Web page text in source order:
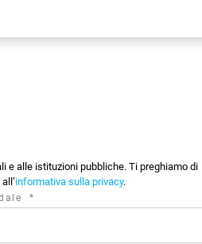
e alle istituzioni pubbliche. Ti preghiamo di
informativa sulla privacy.
*